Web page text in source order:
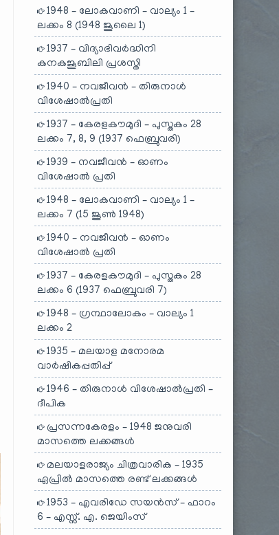
1948 – ലോകവാണി – വാല്യം 1 –
ലക്കം 8 (1948 ജൂലൈ 1)
1937 – വിദ്യാഭിവർദ്ധിനി
കനകജൂബിലി പ്രശസ്തി
1940 – നവജീവൻ – തിരുനാൾ
വിശേഷാൽപ്രതി
1937 – കേരളകൗമുദി – പുസ്തകം 28
ലക്കം 7, 8, 9 (1937 ഫെബ്രുവരി)
1939 – നവജീവൻ – ഓണം
വിശേഷാൽ പ്രതി
1948 – ലോകവാണി – വാല്യം 1 –
ലക്കം 7 (15 ജൂൺ 1948)
1940 – നവജീവൻ – ഓണം
വിശേഷാൽ പ്രതി
1937 – കേരളകൗമുദി – പുസ്തകം 28
ലക്കം 6 (1937 ഫെബ്രുവരി 7)
1948 – ഗ്രന്ഥാലോകം – വാല്യം 1
ലക്കം 2
1935 – മലയാള മനോരമ
വാർഷികപ്പതിപ്പ്
1946 – തിരുനാൾ വിശേഷാൽപ്രതി –
ദീപിക
പ്രസന്നകേരളം – 1948 ജനുവരി
മാസത്തെ ലക്കങ്ങൾ
മലയാളരാജ്യം ചിത്രവാരിക – 1935
ഏപ്രിൽ മാസത്തെ രണ്ട് ലക്കങ്ങൾ
1953 – എവരിഡേ സയൻസ് – ഫാറം
6 – എസ്സ്. എ. ജെയിംസ്